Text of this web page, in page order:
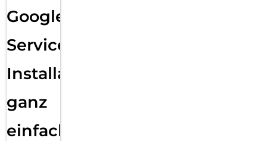
Google
Services
Installation
ganz
einfach